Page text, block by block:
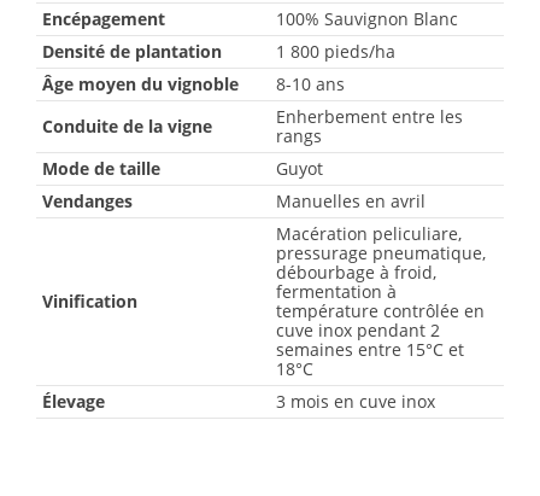
Encépagement
100% Sauvignon Blanc
Densité de plantation
1 800 pieds/ha
Âge moyen du vignoble
8-10 ans
Conduite de la vigne
Enherbement entre les
rangs
Mode de taille
Guyot
Vendanges
Manuelles en avril
Vinification
Macération peliculiare,
pressurage pneumatique,
débourbage à froid,
fermentation à
température contrôlée en
cuve inox pendant 2
semaines entre 15°C et
18°C
Élevage
3 mois en cuve inox